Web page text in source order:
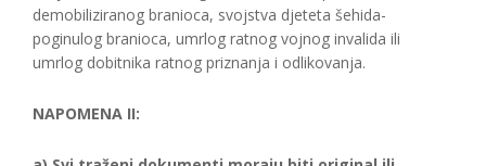
demobiliziranog branioca, svojstva djeteta šehida-
poginulog branioca, umrlog ratnog vojnog invalida ili
umrlog dobitnika ratnog priznanja i odlikovanja.
NAPOMENA II: